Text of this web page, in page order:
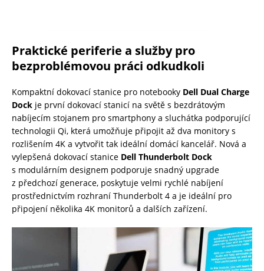
Praktické periferie a služby pro
bezproblémovou práci odkudkoli
Kompaktní dokovací stanice pro notebooky Dell Dual Charge
Dock je první dokovací stanicí na světě s bezdrátovým
nabíjecím stojanem pro smartphony a sluchátka podporující
technologii Qi, která umožňuje připojit až dva monitory s
rozlišením 4K a vytvořit tak ideální domácí kancelář. Nová a
vylepšená dokovací stanice Dell Thunderbolt Dock
s modulárním designem podporuje snadný upgrade
z předchozí generace, poskytuje velmi rychlé nabíjení
prostřednictvím rozhraní Thunderbolt 4 a je ideální pro
připojení několika 4K monitorů a dalších zařízení.